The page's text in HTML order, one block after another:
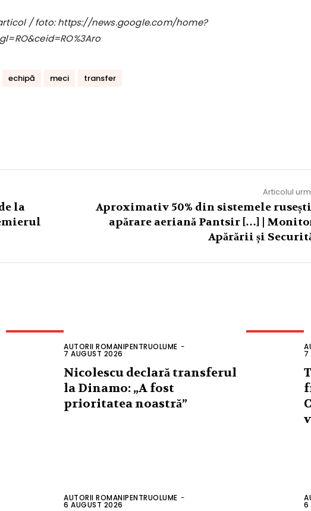
/ foto: https://news.google.com/home?
echipă meci transfer
la
Articolul
Aproximativ 50% din sistemele
apărare aeriană Pantsir […] |
Apărării și
AUTORII ROMANIPENTRUOLUME -
7 AUGUST 2026
Nicolescu declară transferul
la Dinamo: „A fost
prioritatea noastră”
7
AUTORII ROMANIPENTRUOLUME -
6 AUGUST 2026 6